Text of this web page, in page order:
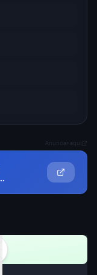
Anunciar aqui